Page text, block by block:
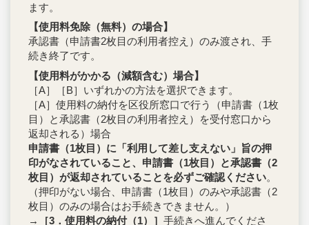
ます。
【使用料免除（無料）の場合】
承認書（申請書2枚目の利用者控え）のみ渡され、手
続き終了です。
【使用料がかかる（減額含む）場合】
［A］［B］いずれかの方法を選択できます。
［A］使用料の納付を区役所窓口で行う（申請書（1枚
目）と承認書（2枚目の利用者控え）を受付窓口から
返却される）場合
申請書（1枚目）に「利用して差し支えない」旨の押
印がなされていること、申請書（1枚目）と承認書（2
枚目）が返却されていることを必ずご確認ください。
（押印がない場合、申請書（1枚目）のみや承認書（2
枚目）のみの場合はお手続きできません。）
→
［3．使用料の納付（1）］ 手続きへ進んでくださ